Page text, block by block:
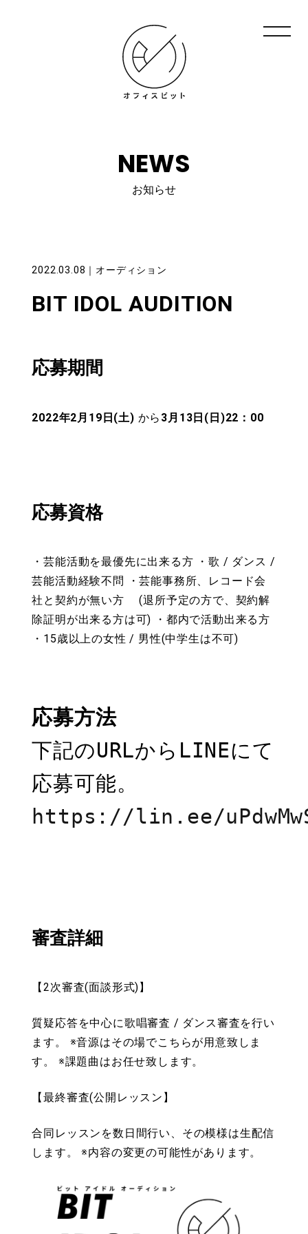
NEWS
お知らせ
2022.03.08 ｜ オーディション
BIT IDOL AUDITION
応募期間
2022年2月19日(土) から 3月13日(日)22：00
応募資格
・芸能活動を最優先に出来る方 ・歌 / ダンス /
芸能活動経験不問 ・芸能事務所、レコード会
社と契約が無い方 (退所予定の方で、契約解
除証明が出来る方は可) ・都内で活動出来る方
・15歳以上の女性 / 男性(中学生は不可)
応募方法
下記のURLからLINEにて
https://lin.ee/
審査詳細
【2次審査(面談形式)】
質疑応答を中心に歌唱審査 / ダンス審査を行い
ます。 ※音源はその場でこちらが用意致しま
す。 ※課題曲はお任せ致します。
【最終審査(公開レッスン】
合同レッスンを数日間行い、その模様は生配信
します。 ※内容の変更の可能性があります。